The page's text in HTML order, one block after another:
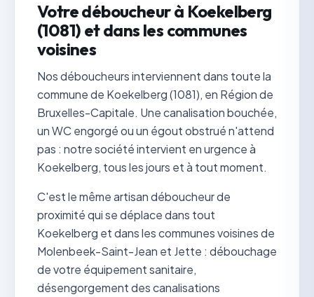
Votre déboucheur à Koekelberg
(1081) et dans les communes
voisines
Nos déboucheurs interviennent dans toute la
commune de Koekelberg (1081), en Région de
Bruxelles-Capitale. Une canalisation bouchée,
un WC engorgé ou un égout obstrué n'attend
pas : notre société intervient en urgence à
Koekelberg, tous les jours et à tout moment.
C'est le même artisan déboucheur de
proximité qui se déplace dans tout
Koekelberg et dans les communes voisines de
Molenbeek-Saint-Jean et Jette : débouchage
de votre équipement sanitaire,
désengorgement des canalisations